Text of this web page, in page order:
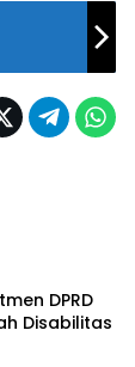
DPRD
Disabilitas